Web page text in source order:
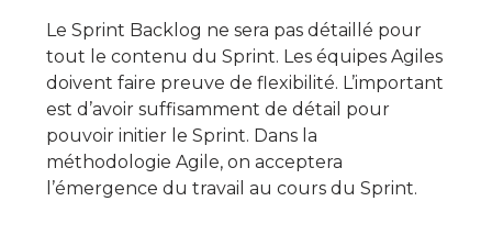
Le Sprint Backlog ne sera pas détaillé pour
tout le contenu du Sprint. Les équipes Agiles
doivent faire preuve de flexibilité. L’important
est d’avoir suffisamment de détail pour
pouvoir initier le Sprint. Dans la
méthodologie Agile, on acceptera
l’émergence du travail au cours du Sprint.